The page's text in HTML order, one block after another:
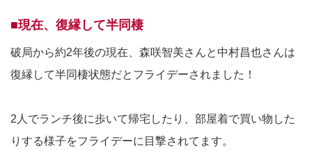
■現在、復縁して半同棲
破局から約2年後の現在、森咲智美さんと中村昌也さんは
復縁して半同棲状態だとフライデーされました！
2人でランチ後に歩いて帰宅したり、部屋着で買い物した
りする様子をフライデーに目撃されてます。